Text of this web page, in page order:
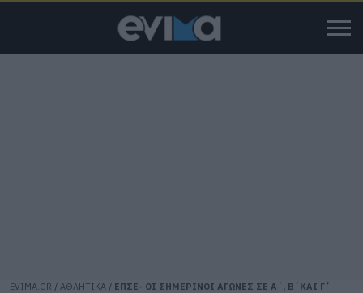
EVIMA.GR / ΑΘΛΗΤΙΚΑ / ΕΠΣΕ- ΟΙ ΣΗΜΕΡΙΝΟΙ ΑΓΩΝΕΣ ΣΕ Α΄, Β΄ΚΑΙ Γ΄